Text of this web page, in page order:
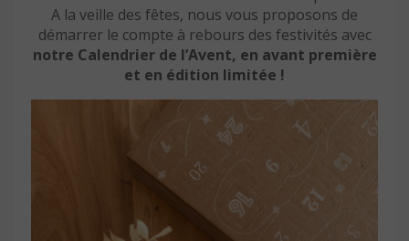
A la veille des fêtes, nous vous proposons de
démarrer le compte à rebours des festivités avec
notre Calendrier de l’Avent, en avant première
et en édition limitée !